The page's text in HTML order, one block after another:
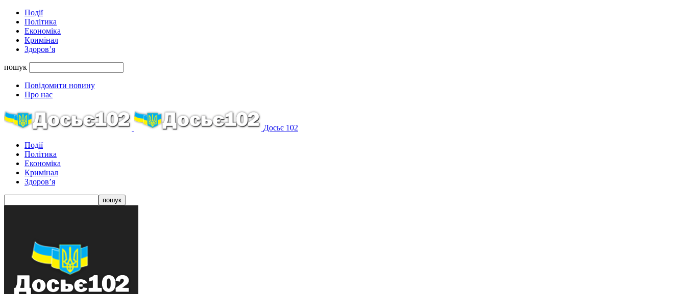
Події
Політика
Економіка
Кримінал
Здоров’я
пошук
Повідомити новину
Про нас
Досьє 102
Події
Політика
Економіка
Кримінал
Здоров’я